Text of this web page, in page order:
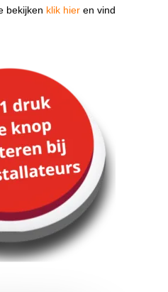
bekijken klik hier en vind